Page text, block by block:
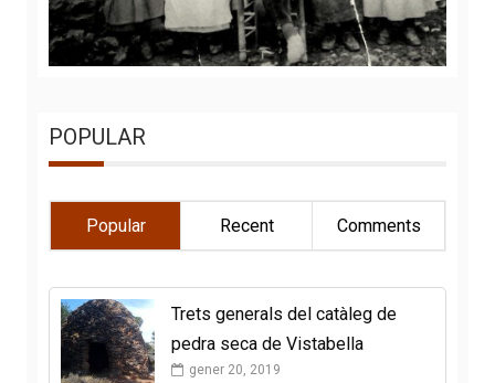
POPULAR
Popular Recent Comments
Trets generals del catàleg de
pedra seca de Vistabella
gener 20, 2019